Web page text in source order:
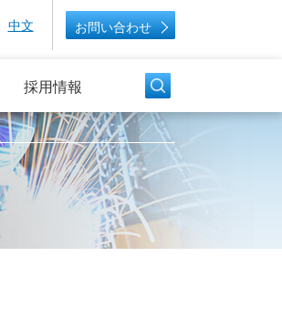
中文 お問い合わせ
採用情報